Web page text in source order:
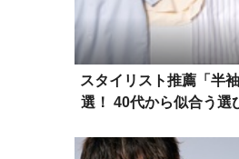
スタイリスト推薦「半
選！ 40代から似合う選